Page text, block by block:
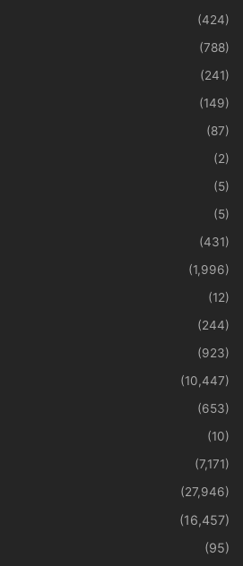
(424)
(788)
(241)
(149)
(87)
(2)
(5)
(5)
(431)
(1,996)
(12)
(244)
(923)
(10,447)
(653)
(10)
(7,171)
(27,946)
(16,457)
(95)